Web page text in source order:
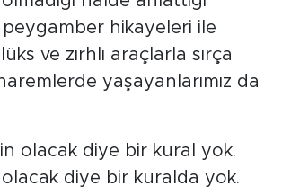
hikayeleri ile
ve zırhlı araçlarla sırça
yaşayanlarımız da
olacak diye bir kural yok.
diye bir kuralda yok.